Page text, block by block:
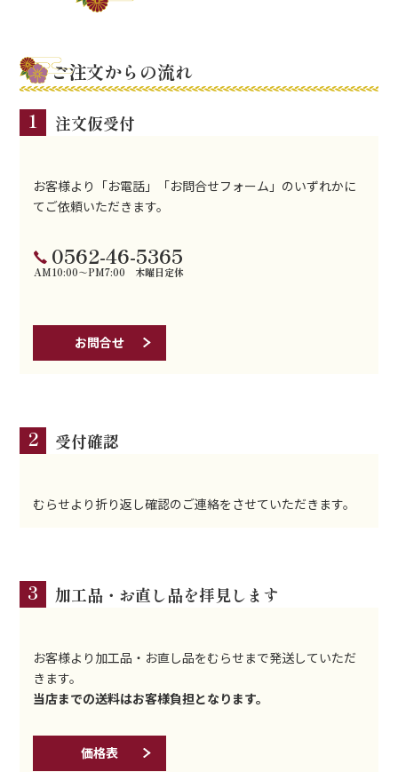
ご注文からの流れ
1
注文仮受付
お客様より「お電話」「お問合せフォーム」のいずれかに
てご依頼いただきます。
0562-46-5365
AM10:00～PM7:00 木曜日定休
お問合せ
2 受付確認
むらせより折り返し確認のご連絡をさせていただきます。
3 加工品・お直し品を拝見します
お客様より加工品・お直し品をむらせまで発送していただ
きます。
当店までの送料はお客様負担となります。
価格表